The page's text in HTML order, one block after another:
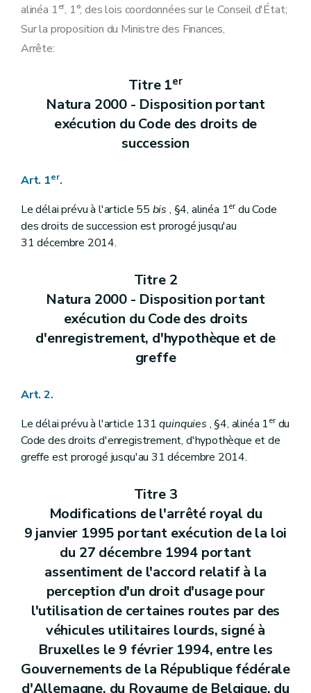
alinéa 1er, 1°, des lois coordonnées sur le Conseil d'État;
Sur la proposition du Ministre des Finances,
Arrête:
Titre 1er
Natura 2000 - Disposition portant
exécution du Code des droits de
succession
Art. 1er.
Le délai prévu à l'article 55 bis , §4, alinéa 1erdu Code
des droits de succession est prorogé jusqu'au
31 décembre 2014.
Titre 2
Natura 2000 - Disposition portant
exécution du Code des droits
d'enregistrement, d'hypothèque et de
greffe
Art. 2.
Le délai prévu à l'article 131quinquies , §4, alinéa 1erdu
Code des droits d'enregistrement, d'hypothèque et de
greffe est prorogé jusqu'au 31 décembre 2014.
Titre 3
Modifications de l'arrêté royal du
9 janvier 1995 portant exécution de la loi
du 27 décembre 1994 portant
assentiment de l'accord relatif à la
perception d'un droit d'usage pour
l'utilisation de certaines routes par des
véhicules utilitaires lourds, signé à
Bruxelles le 9 février 1994, entre les
Gouvernements de la République fédérale
d'Allemagne, du Royaume de Belgique, du